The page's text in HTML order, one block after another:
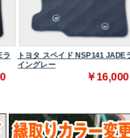
トヨタ スペイド NSP141 JADEラ
イングレー
￥16,000